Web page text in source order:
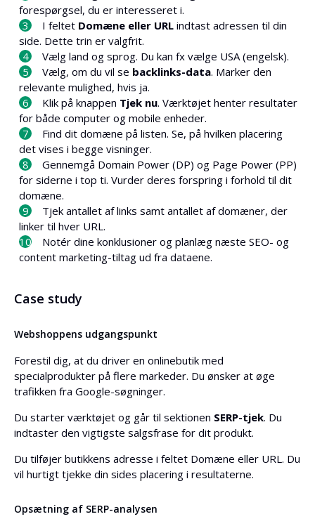
forespørgsel, du er interesseret i.
I feltet Domæne eller URL indtast adressen til din
side. Dette trin er valgfrit.
Vælg land og sprog. Du kan fx vælge USA (engelsk).
Vælg, om du vil se backlinks-data. Marker den
relevante mulighed, hvis ja.
Klik på knappen Tjek nu. Værktøjet henter resultater
for både computer og mobile enheder.
Find dit domæne på listen. Se, på hvilken placering
det vises i begge visninger.
Gennemgå Domain Power (DP) og Page Power (PP)
for siderne i top ti. Vurder deres forspring i forhold til dit
domæne.
Tjek antallet af links samt antallet af domæner, der
linker til hver URL.
Notér dine konklusioner og planlæg næste SEO- og
content marketing-tiltag ud fra dataene.
Case study
Webshoppens udgangspunkt
Forestil dig, at du driver en onlinebutik med
specialprodukter på flere markeder. Du ønsker at øge
trafikken fra Google-søgninger.
Du starter værktøjet og går til sektionen SERP-tjek. Du
indtaster den vigtigste salgsfrase for dit produkt.
Du tilføjer butikkens adresse i feltet Domæne eller URL. Du
vil hurtigt tjekke din sides placering i resultaterne.
Opsætning af SERP-analysen